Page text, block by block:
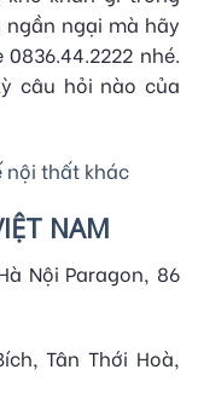
ngại mà hãy
nhé.
câu hỏi nào của
nội thất khác
NAM
Nội Paragon, 86
Tân Thới Hoà,